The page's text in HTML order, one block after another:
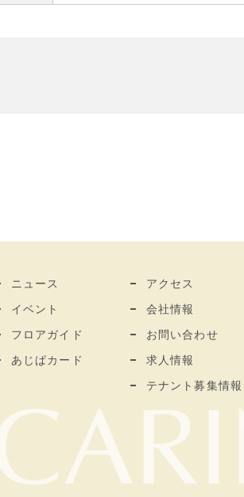
ニュース
イベント
フロアガイド
あじぱカード
アクセス
会社情報
お問い合わせ
求人情報
テナント募集情報